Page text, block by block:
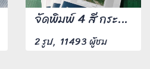
จัดพิมพ์ 4 สี กระดาษอาร์ตมัน 105 แกรม ปก 230 แกรม มันเข้าเล่มไสกาว
2 รูป, 11493 ผู้ชม